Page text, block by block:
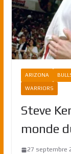
ARIZONA
WARRIORS
Steve
monde
27 septembre